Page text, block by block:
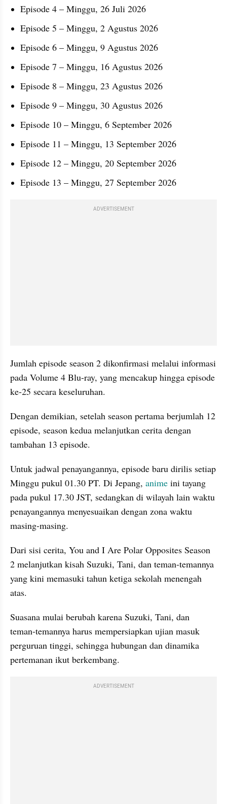
Episode 4 – Minggu, 26 Juli 2026
Episode 5 – Minggu, 2 Agustus 2026
Episode 6 – Minggu, 9 Agustus 2026
Episode 7 – Minggu, 16 Agustus 2026
Episode 8 – Minggu, 23 Agustus 2026
Episode 9 – Minggu, 30 Agustus 2026
Episode 10 – Minggu, 6 September 2026
Episode 11 – Minggu, 13 September 2026
Episode 12 – Minggu, 20 September 2026
Episode 13 – Minggu, 27 September 2026
ADVERTISEMENT
Jumlah episode season 2 dikonfirmasi melalui informasi
pada Volume 4 Blu-ray, yang mencakup hingga episode
ke-25 secara keseluruhan.
Dengan demikian, setelah season pertama berjumlah 12
episode, season kedua melanjutkan cerita dengan
tambahan 13 episode.
Untuk jadwal penayangannya, episode baru dirilis setiap
Minggu pukul 01.30 PT. Di Jepang, anime ini tayang
pada pukul 17.30 JST, sedangkan di wilayah lain waktu
penayangannya menyesuaikan dengan zona waktu
masing-masing.
Dari sisi cerita, You and I Are Polar Opposites Season
2 melanjutkan kisah Suzuki, Tani, dan teman-temannya
yang kini memasuki tahun ketiga sekolah menengah
atas.
Suasana mulai berubah karena Suzuki, Tani, dan
teman-temannya harus mempersiapkan ujian masuk
perguruan tinggi, sehingga hubungan dan dinamika
pertemanan ikut berkembang.
ADVERTISEMENT